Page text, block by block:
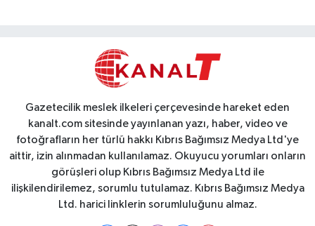
Gazetecilik meslek ilkeleri çerçevesinde hareket eden
kanalt.com sitesinde yayınlanan yazı, haber, video ve
fotoğrafların her türlü hakkı Kıbrıs Bağımsız Medya Ltd'ye
aittir, izin alınmadan kullanılamaz. Okuyucu yorumları onların
görüşleri olup Kıbrıs Bağımsız Medya Ltd ile
ilişkilendirilemez, sorumlu tutulamaz. Kıbrıs Bağımsız Medya
Ltd. harici linklerin sorumluluğunu almaz.